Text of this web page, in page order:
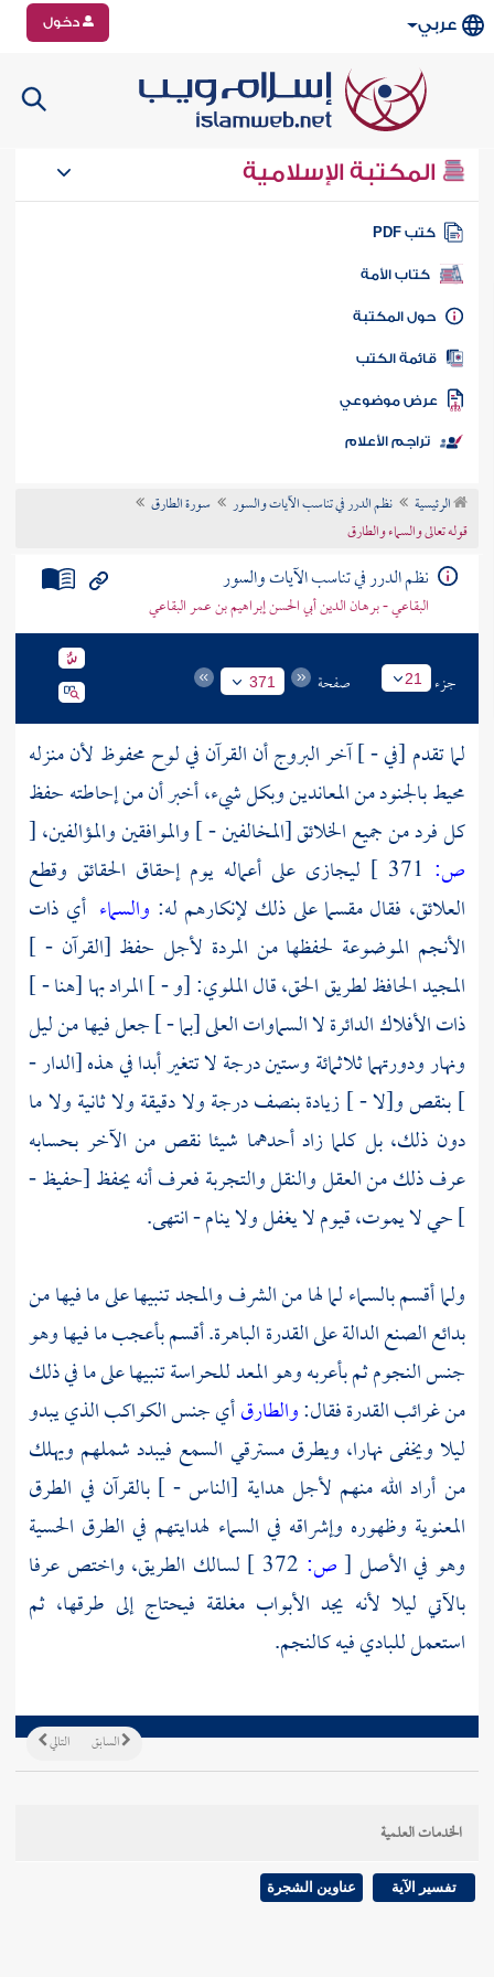
عربي دخول
المكتبة الإسلامية
كتب PDF
كتاب الأمة
المكتبة
الكتب
موضوعي
تراجم الأعلام
الرئيسية نظم الدرر في تناسب الآيات والسور
سورة الطارق
قوله تعالى والسماء والطارق
نظم الدرر في تناسب الآيات والسور
البقاعي - برهان الدين أبي الحسن إبراهيم بن عمر البقاعي
جزء 21 صفحة 371
لما تقدم [في - ] آخر البروج أن القرآن في لوح محفوظ لأن منزله
محيط بالجنود من المعاندين وبكل شيء، أخبر أن من إحاطته حفظ
كل فرد من جميع الخلائق [المخالفين - ] والموافقين والمؤالفين،[
ص:
ليجازى على أعماله يوم إحقاق الحقائق وقطع
العلائق، فقال مقسما على ذلك لإنكارهم له: والسماء أي ذات
الأنجم الموضوعة لحفظها من المردة لأجل حفظ [القرآن - ]
المجيد الحافظ لطريق الحق، قال الملوي: [و - ] المراد بها [هنا - ]
ذات الأفلاك الدائرة لا السماوات العلى [بما - ] جعل فيها من ليل
ونهار ودورتهما ثلاثمائة وستين درجة لا تتغير أبدا في هذه [الدار -
] بنقص و[لا - ] زيادة بنصف درجة ولا دقيقة ولا ثانية ولا ما
دون ذلك، بل كلما زاد أحدهما شيئا نقص من الآخر بحسابه
عرف ذلك من العقل والنقل والتجربة فعرف أنه يحفظ [حفيظ -
] حي لا يموت، قيوم لا يغفل ولا ينام - انتهى.
ولما أقسم بالسماء لما لها من الشرف والمجد تنبيها على ما فيها من
بدائع الصنع الدالة على القدرة الباهرة. أقسم بأعجب ما فيها وهو
جنس النجوم ثم بأعربه وهو المعد للحراسة تنبيها على ما في ذلك
من غرائب القدرة فقال:والطارقأي جنس الكواكب الذي يبدو
ليلا ويخفى نهارا، ويطرق مسترقي السمع فيبدد شملهم ويهلك
من أراد الله منهم لأجل هداية [الناس - ] بالقرآن في الطرق
المعنوية وظهوره وإشراقه في السماء لهدايتهم في الطرق الحسية
وهو في الأصل [ص:
لسالك الطريق، واختص عرفا
بالآتي ليلا لأنه يجد الأبواب مغلقة فيحتاج إلى طرقها، ثم
استعمل للبادي فيه كالنجم.
التالي السابق
الخدمات العلمية
تفسير الآية عناوين الشجرة